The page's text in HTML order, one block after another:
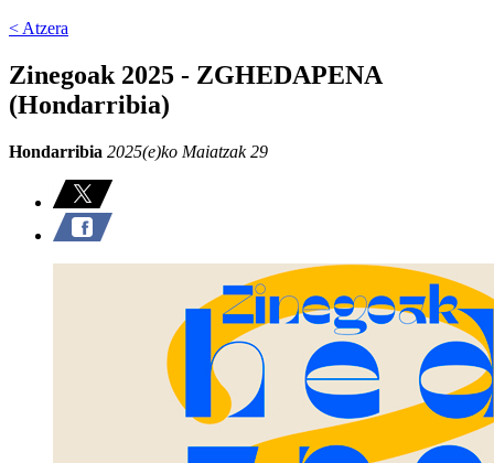
< Atzera
Zinegoak 2025 - ZGHEDAPENA
(Hondarribia)
Hondarribia 2025(e)ko Maiatzak 29